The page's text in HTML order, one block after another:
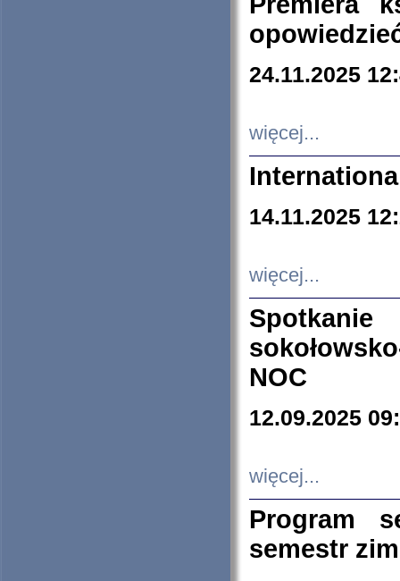
24.11.2025
więcej...
14.11.2025
więcej...
NOC
12.09.2025
więcej...
Program
semestr